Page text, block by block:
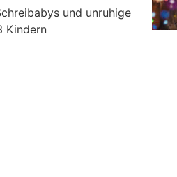
und unruhige
Kindern